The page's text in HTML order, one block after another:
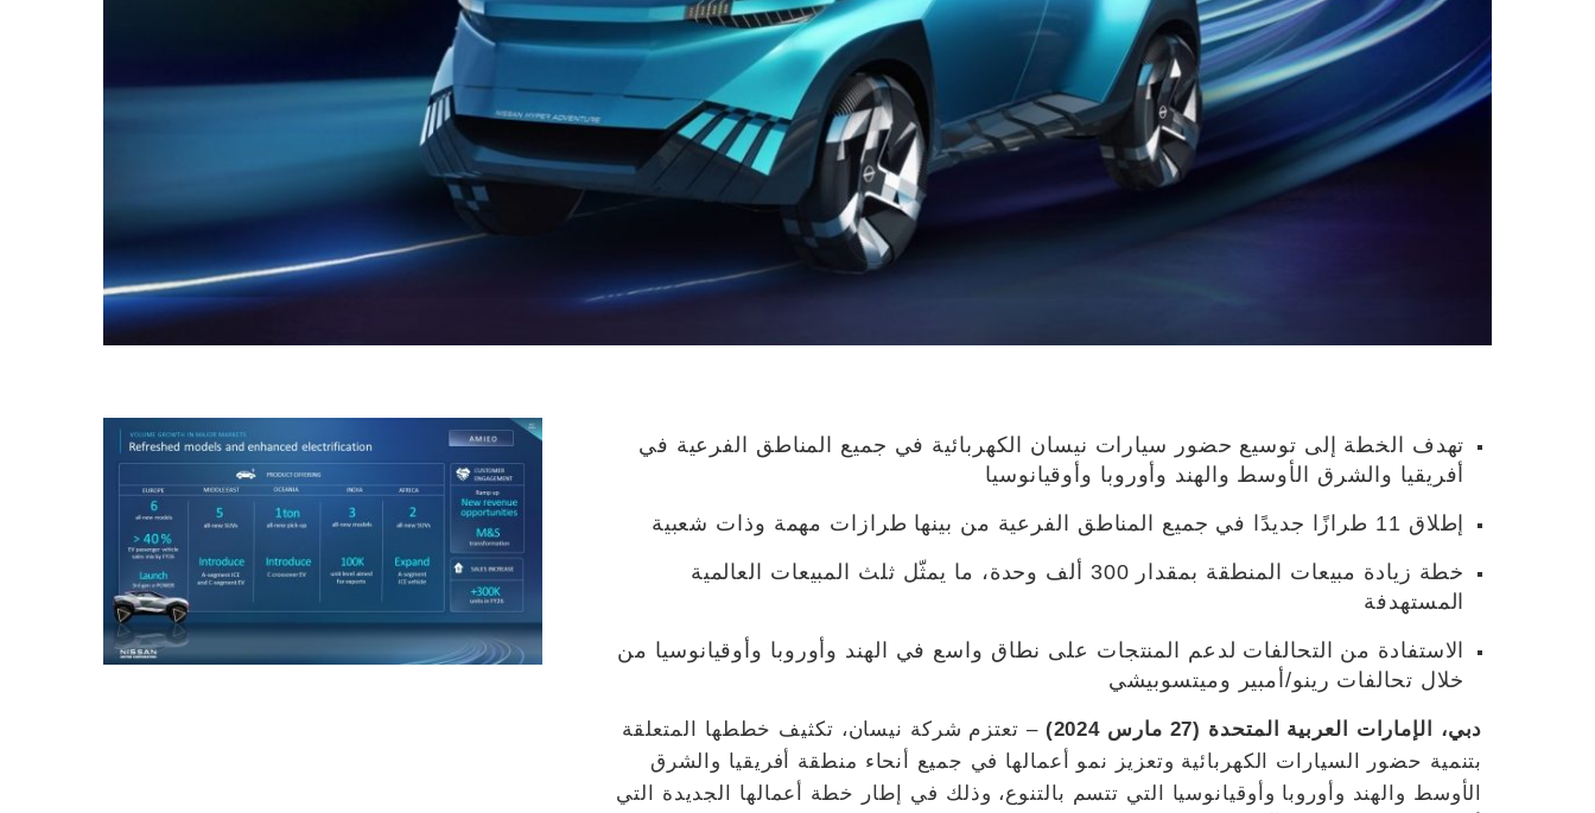
تهدف الخطة إلى توسيع حضور سيارات نيسان الكهربائية في جميع المناطق الفرعية في
أفريقيا والشرق الأوسط والهند وأوروبا وأوقيانوسيا
إطلاق 11 طرازًا جديدًا في جميع المناطق الفرعية من بينها طرازات مهمة وذات شعبية
خطة زيادة مبيعات المنطقة بمقدار 300 ألف وحدة، ما يمثّل ثلث المبيعات العالمية
المستهدفة
الاستفادة من التحالفات لدعم المنتجات على نطاق واسع في الهند وأوروبا وأوقيانوسيا من
خلال تحالفات رينو/أمبير وميتسوبيشي
دبي، الإمارات العربية المتحدة (27 مارس 2024)
– تعتزم شركة نيسان، تكثيف خططها المتعلقة
بتنمية حضور السيارات الكهربائية وتعزيز نمو أعمالها في جميع أنحاء منطقة أفريقيا والشرق
الأوسط والهند وأوروبا وأوقيانوسيا التي تتسم بالتنوع، وذلك في إطار خطة أعمالها الجديدة التي